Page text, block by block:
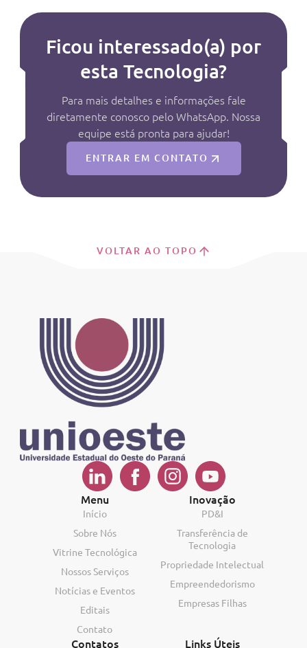
Ficou interessado(a) por
esta Tecnologia?
Para mais detalhes e informações fale
diretamente conosco pelo WhatsApp. Nossa
equipe está pronta para ajudar!
ENTRAR EM CONTATO
VOLTAR AO TOPO
Menu
Início
Sobre Nós
Vitrine Tecnológica
Nossos Serviços
Notícias e Eventos
Editais
Contato
Inovação
PD&I
Transferência de
Tecnologia
Propriedade Intelectual
Empreendedorismo
Empresas Filhas
Contatos Links Úteis